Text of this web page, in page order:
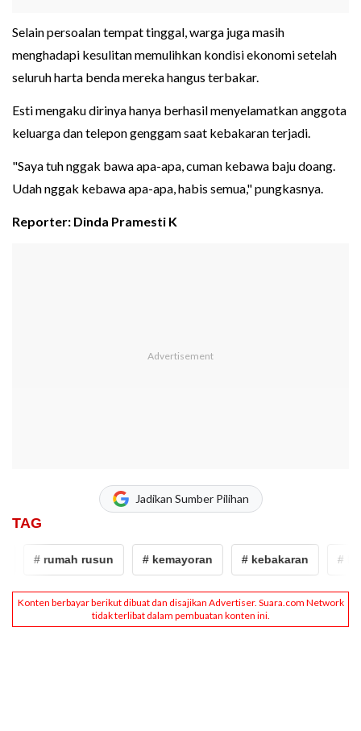
Selain persoalan tempat tinggal, warga juga masih
menghadapi kesulitan memulihkan kondisi ekonomi setelah
seluruh harta benda mereka hangus terbakar.
Esti mengaku dirinya hanya berhasil menyelamatkan anggota
keluarga dan telepon genggam saat kebakaran terjadi.
"Saya tuh nggak bawa apa-apa, cuman kebawa baju doang.
Udah nggak kebawa apa-apa, habis semua," pungkasnya.
Reporter: Dinda Pramesti K
Jadikan Sumber Pilihan
TAG
# rumah rusun # kemayoran # kebakaran #